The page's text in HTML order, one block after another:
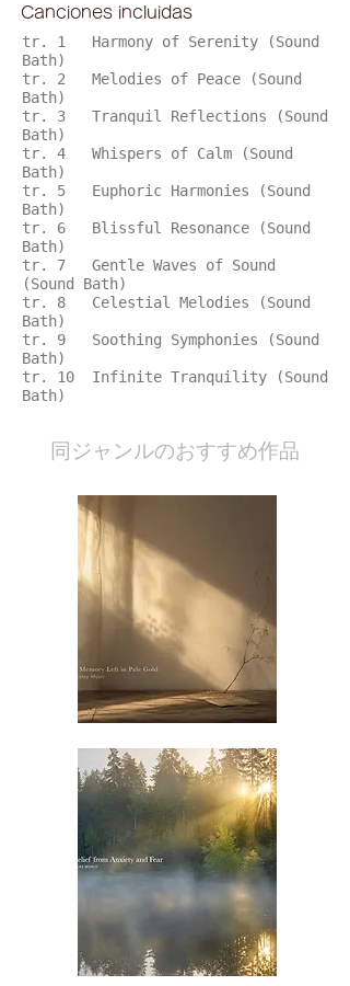
Canciones incluidas
tr. 1 Harmony of Serenity (Sound
Bath)
tr. 2 Melodies of Peace (Sound
Bath)
tr. 3 Tranquil Reflections (Sound
Bath)
tr. 4 Whispers of Calm (Sound
Bath)
tr. 5 Euphoric Harmonies (Sound
Bath)
tr. 6 Blissful Resonance (Sound
Bath)
tr. 7 Gentle Waves of Sound
(Sound Bath)
tr. 8 Celestial Melodies (Sound
Bath)
tr. 9 Soothing Symphonies (Sound
Bath)
tr. 10 Infinite Tranquility (Sound
Bath)
​同ジャンルのおすすめ作品